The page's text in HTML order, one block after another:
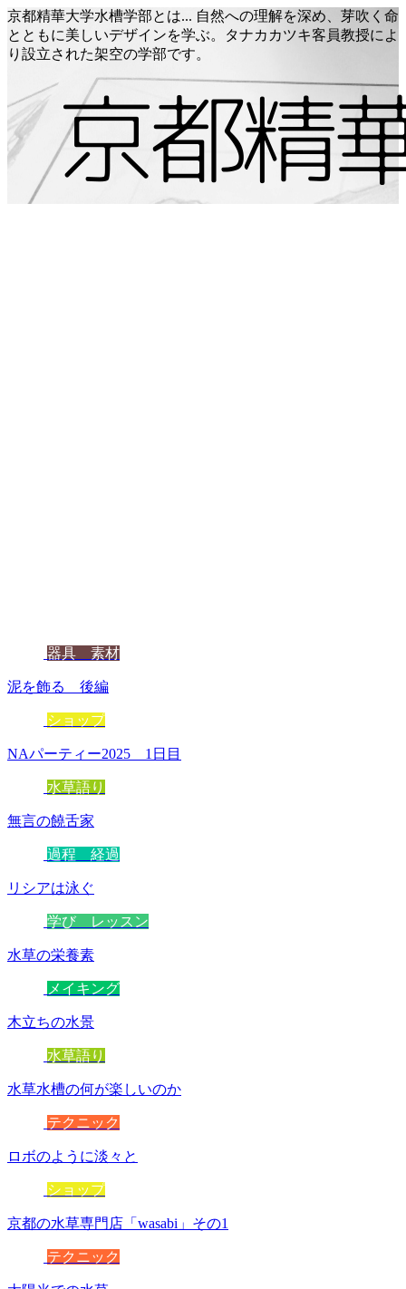
京都精華大学水槽学部とは... 自然への理解を深め、芽吹く命
とともに美しいデザインを学ぶ。タナカカツキ客員教授によ
り設立された架空の学部です。
器具 素材
泥を飾る 後編
ショップ
NAパーティー2025 1日目
水草語り
無言の饒舌家
過程 経過
リシアは泳ぐ
学び レッスン
水草の栄養素
メイキング
木立ちの水景
水草語り
水草水槽の何が楽しいのか
テクニック
ロボのように淡々と
ショップ
京都の水草専門店「wasabi」その1
テクニック